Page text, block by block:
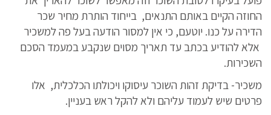
החוזה הקיים באותם התנאים, בייחוד הותרת מחיר שכר
הדירה על כנו. יוטעם, כי אין למסור הודעה בעל פה למשכיר
אלא להודיע בכתב עד תאריך מסוים שנקבע במעמד הסכם
השכירות.
משכיר- בדיקת זהות השוכר עיסוקו ויכולתו הכלכלית, אלו
פרטים שיש לעמוד עליהם ולא להקל ראש בעניין.